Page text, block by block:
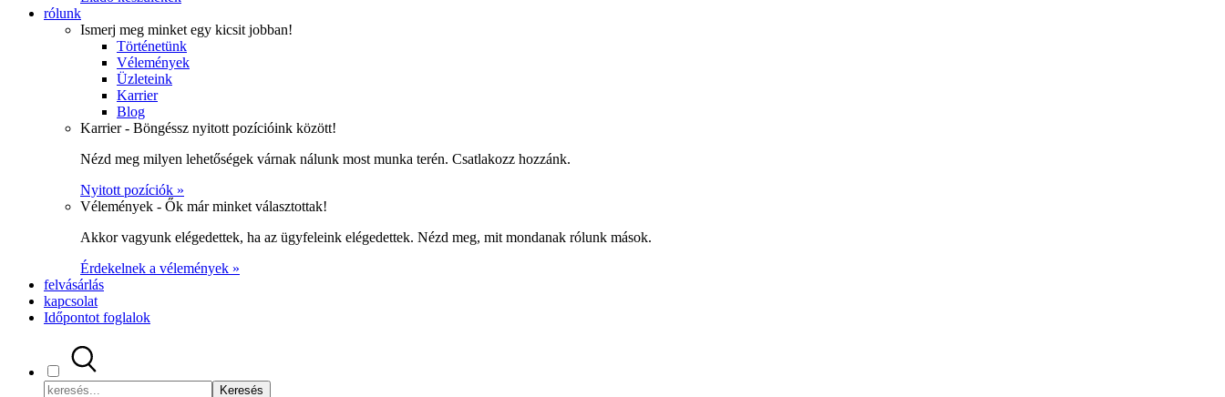
rólunk
Ismerj meg minket egy kicsit jobban!
Történetünk
Vélemények
Üzleteink
Karrier
Blog
Karrier - Böngéssz nyitott pozícióink között!
Nézd meg milyen lehetőségek várnak nálunk most munka terén. Csatlakozz hozzánk.
Nyitott pozíciók »
Vélemények - Ők már minket választottak!
Akkor vagyunk elégedettek, ha az ügyfeleink elégedettek. Nézd meg, mit mondanak rólunk mások.
Érdekelnek a vélemények »
felvásárlás
kapcsolat
Időpontot foglalok
Keresés